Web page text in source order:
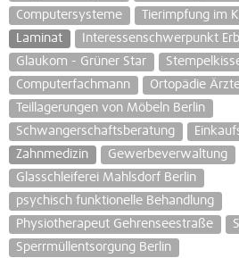
Computersysteme
Tierimpfung im
Laminat
Interessenschwerpunkt
Glaukom - Grüner Star
Computerfachmann
Ortopädie
Teillagerungen von Möbeln Berlin
Schwangerschaftsberatung
Zahnmedizin
Gewerbeverwaltung
Glasschleiferei Mahlsdorf Berlin
psychisch funktionelle Behandlung
Physiotherapeut Gehrenseestraße
Sperrmüllentsorgung Berlin